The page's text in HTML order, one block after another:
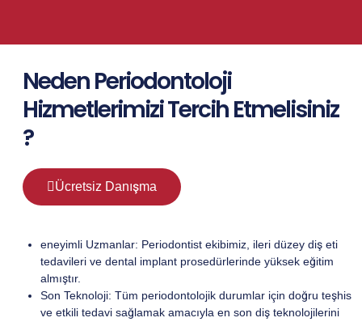
Neden Periodontoloji
Hizmetlerimizi Tercih Etmelisiniz
?
Ücretsiz Danışma
eneyimli Uzmanlar: Periodontist ekibimiz, ileri düzey diş eti
tedavileri ve dental implant prosedürlerinde yüksek eğitim
almıştır.
Son Teknoloji: Tüm periodontolojik durumlar için doğru teşhis
ve etkili tedavi sağlamak amacıyla en son diş teknolojilerini